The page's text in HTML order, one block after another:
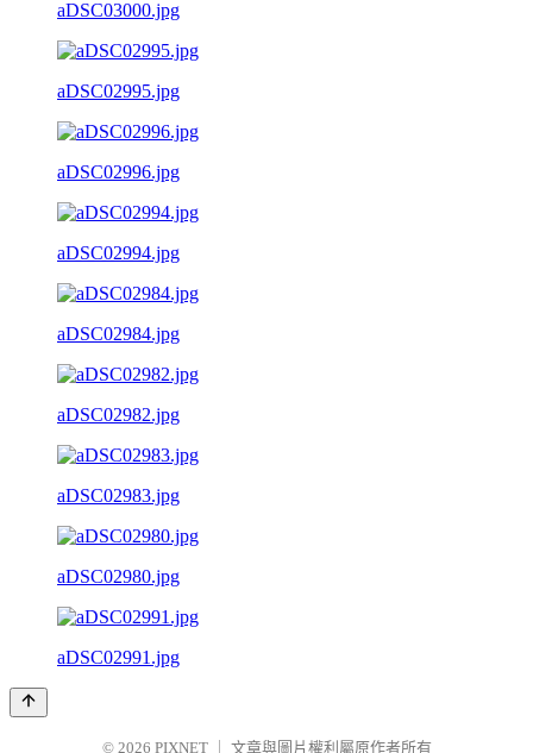
aDSC03000.jpg
aDSC02995.jpg
aDSC02996.jpg
aDSC02994.jpg
aDSC02984.jpg
aDSC02982.jpg
aDSC02983.jpg
aDSC02980.jpg
aDSC02991.jpg
© 2026 PIXNET 文章與圖片權利屬原作者所有